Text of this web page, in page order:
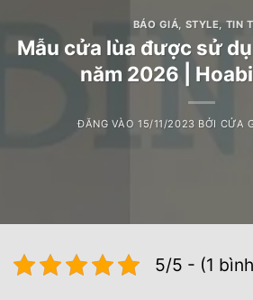
BÁO GIÁ STYLE TIN
Mẫu cửa lùa được sử
năm 2026 |
ĐĂNG VÀO15/11/2023 BỞI CỬA
5/5 - (1